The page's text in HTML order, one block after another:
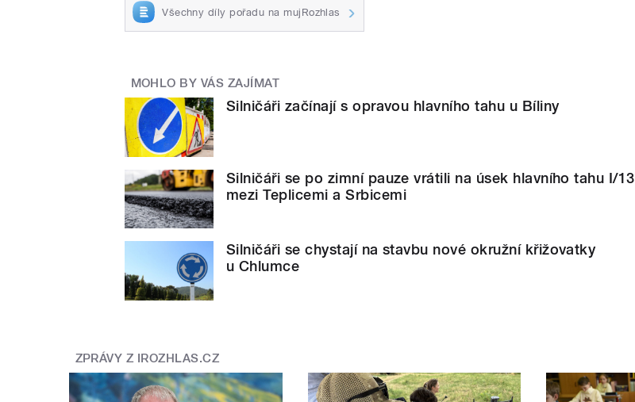
Všechny díly pořadu na mujRozhlas
MOHLO BY VÁS ZAJÍMAT
Silničáři začínají s opravou hlavního tahu u Bíliny
Silničáři se po zimní pauze vrátili na úsek hlavního tahu I/13
mezi Teplicemi a Srbicemi
Silničáři se chystají na stavbu nové okružní křižovatky
u Chlumce
ZPRÁVY Z IROZHLAS.CZ